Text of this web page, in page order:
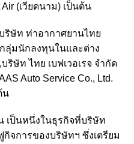
Air (เวียดนาม) เป็นต้น
ริษัท ท่าอากาศยานไทย
ลุ่มนักลงทุนในและต่าง
ริษัท ไทย เบฟเวอเรจ จำกัด
Auto Service Co., Ltd.
น
เป็นหนึ่งในธุรกิจที่บริษัท
จการของบริษัทฯ ซึ่งเตรียม